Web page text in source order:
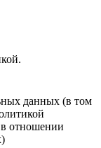
данных (в том
отношении